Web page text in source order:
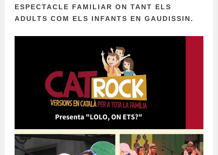
ESPECTACLE FAMILIAR ON TANT ELS
ADULTS COM ELS INFANTS EN GAUDISSIN.